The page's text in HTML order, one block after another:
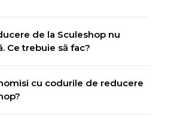
de la Sculeshop nu
Ce trebuie să fac?
cu codurile de reducere